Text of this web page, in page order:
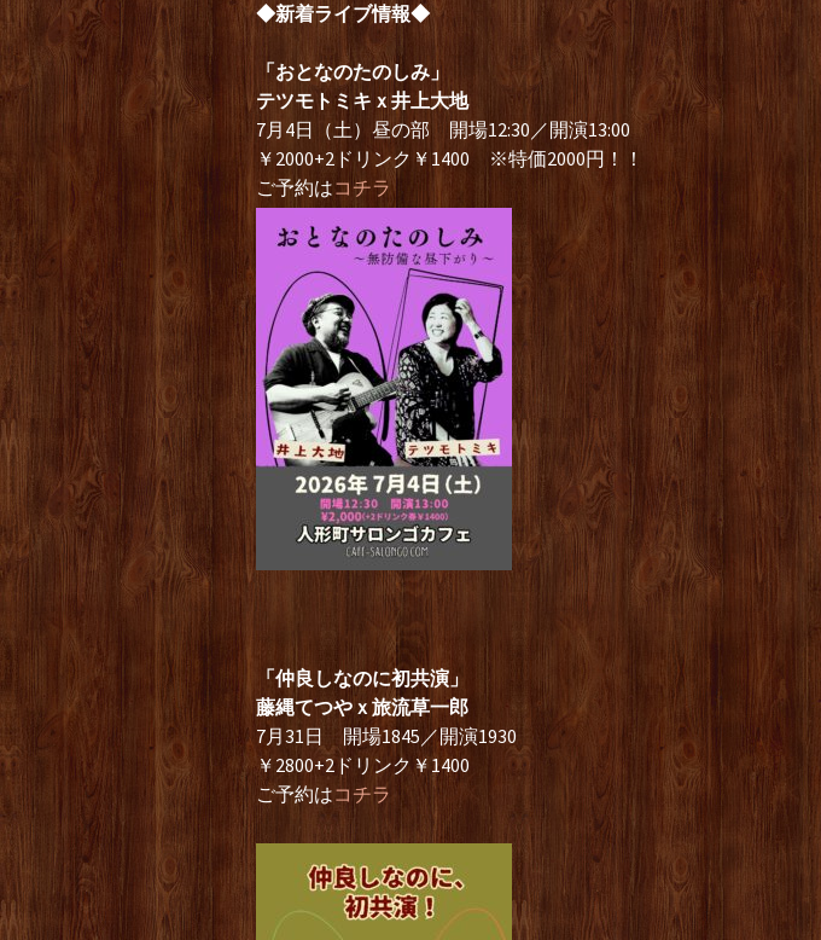
◆新着ライブ情報◆
「おとなのたのしみ」
テツモトミキｘ井上大地
7月4日（土）昼の部 開場12:30／開演13:00
￥2000+2ドリンク￥1400 ※特価2000円！！
ご予約はコチラ
「仲良しなのに初共演」
藤縄てつやｘ旅流草一郎
7月31日 開場1845／開演1930
￥2800+2ドリンク￥1400
ご予約はコチラ